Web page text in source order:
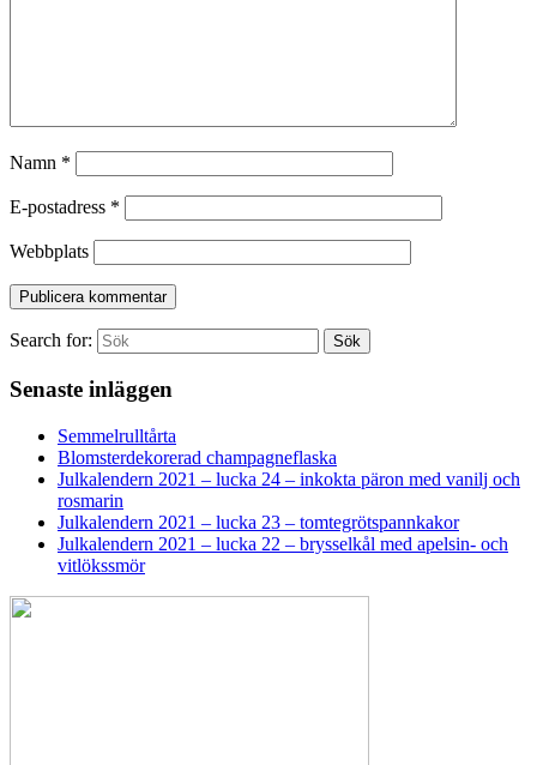
Namn *
E-postadress *
Webbplats
Search for: Sök
Senaste inläggen
Semmelrulltårta
Blomsterdekorerad champagneflaska
Julkalendern 2021 – lucka 24 – inkokta päron med vanilj och
rosmarin
Julkalendern 2021 – lucka 23 – tomtegrötspannkakor
Julkalendern 2021 – lucka 22 – brysselkål med apelsin- och
vitlökssmör